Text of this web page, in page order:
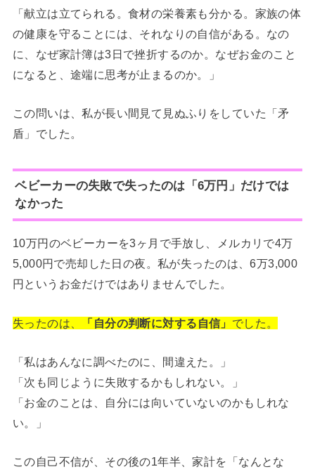
「献立は立てられる。食材の栄養素も分かる。家族の体
の健康を守ることには、それなりの自信がある。なの
に、なぜ家計簿は3日で挫折するのか。なぜお金のこと
になると、途端に思考が止まるのか。」
この問いは、私が長い間見て見ぬふりをしていた「矛
盾」でした。
ベビーカーの失敗で失ったのは「6万円」だけでは
なかった
10万円のベビーカーを3ヶ月で手放し、メルカリで4万
5,000円で売却した日の夜。私が失ったのは、6万3,000
円というお金だけではありませんでした。
失ったのは、 「自分の判断に対する自信」 でした。
「私はあんなに調べたのに、間違えた。」
「次も同じように失敗するかもしれない。」
「お金のことは、自分には向いていないのかもしれな
い。」
この自己不信が、その後の1年半、家計を「なんとな